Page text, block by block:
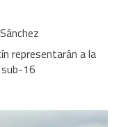
representarán a la
16